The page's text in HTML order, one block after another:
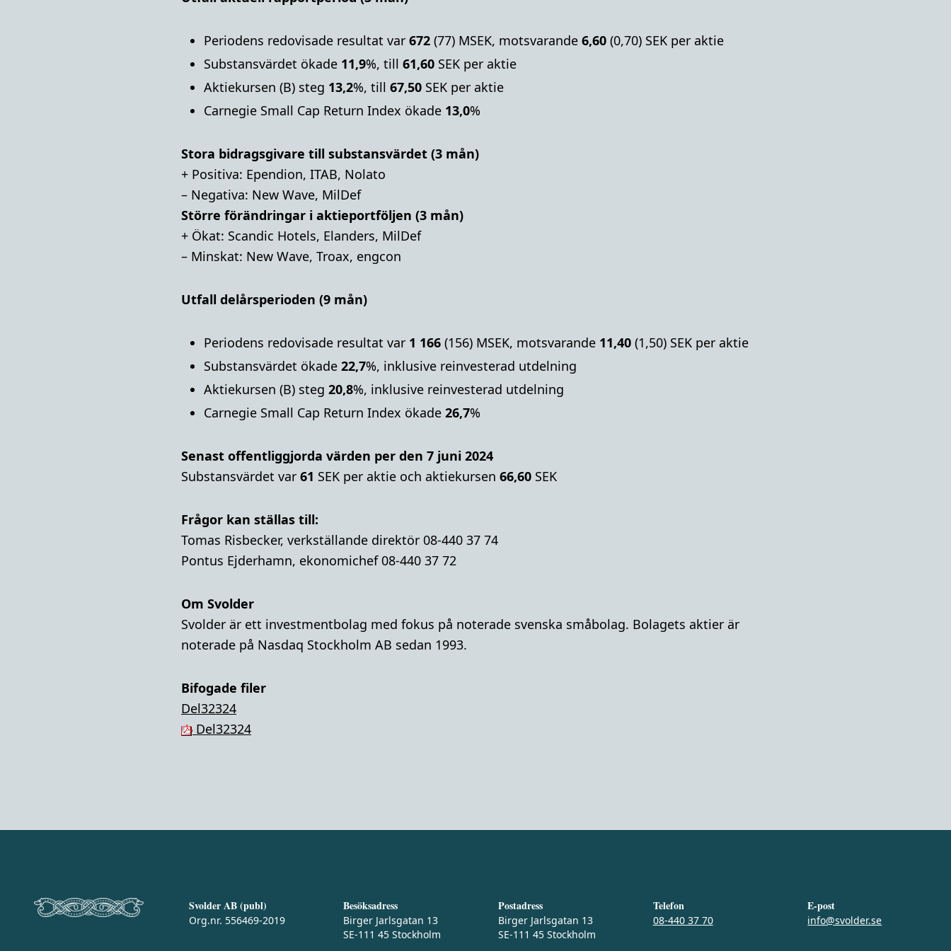
Periodens redovisade resultat var 672 (77) MSEK, motsvarande 6,60 (0,70) SEK per aktie
Substansvärdet ökade 11,9%, till 61,60 SEK per aktie
Aktiekursen (B) steg 13,2%, till 67,50 SEK per aktie
Carnegie Small Cap Return Index ökade 13,0%
Stora bidragsgivare till substansvärdet (3 mån)
+ Positiva: Ependion, ITAB, Nolato
– Negativa: New Wave, MilDef
Större förändringar i aktieportföljen (3 mån)
+ Ökat: Scandic Hotels, Elanders, MilDef
– Minskat: New Wave, Troax, engcon
Utfall delårsperioden (9 mån)
Periodens redovisade resultat var 1 166 (156) MSEK, motsvarande 11,40 (1,50) SEK per aktie
Substansvärdet ökade 22,7%, inklusive reinvesterad utdelning
Aktiekursen (B) steg 20,8%, inklusive reinvesterad utdelning
Carnegie Small Cap Return Index ökade 26,7%
Senast offentliggjorda värden per den 7 juni 2024
Substansvärdet var 61 SEK per aktie och aktiekursen 66,60 SEK
Frågor kan ställas till:
Tomas Risbecker, verkställande direktör 08-440 37 74
Pontus Ejderhamn, ekonomichef 08-440 37 72
Om Svolder
Svolder är ett investmentbolag med fokus på noterade svenska småbolag. Bolagets aktier är
noterade på Nasdaq Stockholm AB sedan 1993.
Bifogade filer
Del32324
Del32324
Svolder AB (publ)
Org.nr. 556469-2019
Besöksadress
Birger Jarlsgatan 13
SE-111 45 Stockholm
Postadress
Birger Jarlsgatan 13
SE-111 45 Stockholm
Telefon
08-440 37 70
E-post
info@svolder.se